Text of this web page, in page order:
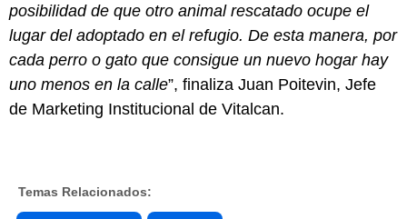
posibilidad de que otro animal rescatado ocupe el
lugar del adoptado en el refugio. De esta manera, por
cada perro o gato que consigue un nuevo hogar hay
uno menos en la calle”, finaliza Juan Poitevin, Jefe
de Marketing Institucional de Vitalcan.
Temas Relacionados: